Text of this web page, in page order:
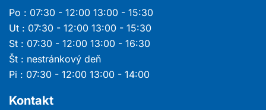
Po : 07:30 - 12:00 13:00 - 15:30
Ut : 07:30 - 12:00 13:00 - 15:30
St : 07:30 - 12:00 13:00 - 16:30
Št : nestránkový deň
Pi : 07:30 - 12:00 13:00 - 14:00
Kontakt